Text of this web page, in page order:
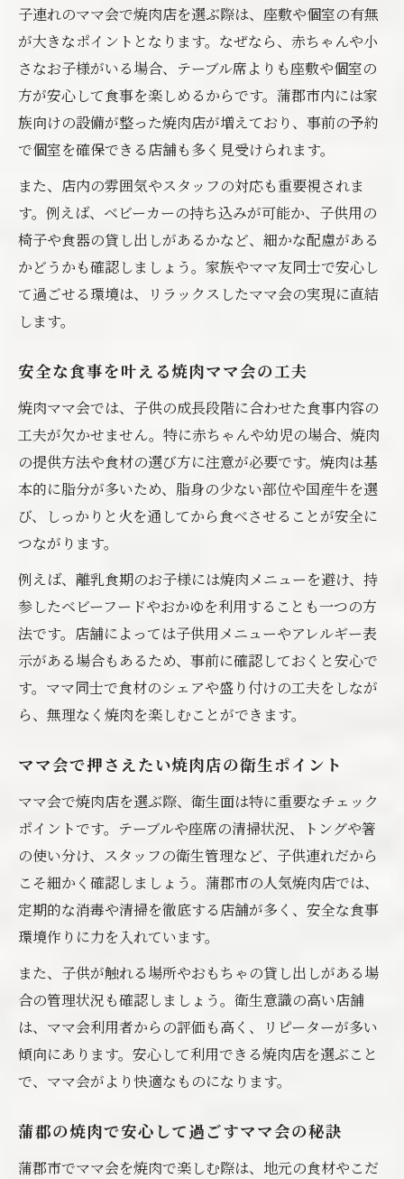
子連れのママ会で焼肉店を選ぶ際は、座敷や個室の有無
が大きなポイントとなります。なぜなら、赤ちゃんや小
さなお子様がいる場合、テーブル席よりも座敷や個室の
方が安心して食事を楽しめるからです。蒲郡市内には家
族向けの設備が整った焼肉店が増えており、事前の予約
で個室を確保できる店舗も多く見受けられます。
また、店内の雰囲気やスタッフの対応も重要視されま
す。例えば、ベビーカーの持ち込みが可能か、子供用の
椅子や食器の貸し出しがあるかなど、細かな配慮がある
かどうかも確認しましょう。家族やママ友同士で安心し
て過ごせる環境は、リラックスしたママ会の実現に直結
します。
安全な食事を叶える焼肉ママ会の工夫
焼肉ママ会では、子供の成長段階に合わせた食事内容の
工夫が欠かせません。特に赤ちゃんや幼児の場合、焼肉
の提供方法や食材の選び方に注意が必要です。焼肉は基
本的に脂分が多いため、脂身の少ない部位や国産牛を選
び、しっかりと火を通してから食べさせることが安全に
つながります。
例えば、離乳食期のお子様には焼肉メニューを避け、持
参したベビーフードやおかゆを利用することも一つの方
法です。店舗によっては子供用メニューやアレルギー表
示がある場合もあるため、事前に確認しておくと安心で
す。ママ同士で食材のシェアや盛り付けの工夫をしなが
ら、無理なく焼肉を楽しむことができます。
ママ会で押さえたい焼肉店の衛生ポイント
ママ会で焼肉店を選ぶ際、衛生面は特に重要なチェック
ポイントです。テーブルや座席の清掃状況、トングや箸
の使い分け、スタッフの衛生管理など、子供連れだから
こそ細かく確認しましょう。蒲郡市の人気焼肉店では、
定期的な消毒や清掃を徹底する店舗が多く、安全な食事
環境作りに力を入れています。
また、子供が触れる場所やおもちゃの貸し出しがある場
合の管理状況も確認しましょう。衛生意識の高い店舗
は、ママ会利用者からの評価も高く、リピーターが多い
傾向にあります。安心して利用できる焼肉店を選ぶこと
で、ママ会がより快適なものになります。
蒲郡の焼肉で安心して過ごすママ会の秘訣
蒲郡市でママ会を焼肉で楽しむ際は、地元の食材やこだ